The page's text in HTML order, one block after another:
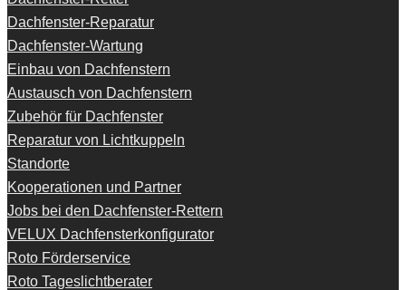
Dachfenster-Reparatur
Dachfenster-Wartung
Einbau von Dachfenstern
Austausch von Dachfenstern
Zubehör für Dachfenster
Reparatur von Lichtkuppeln
Standorte
Kooperationen und Partner
Jobs bei den Dachfenster-Rettern
VELUX Dachfensterkonfigurator
Roto Förderservice
Roto Tageslichtberater